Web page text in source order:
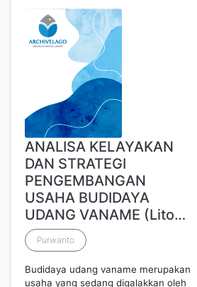
ANALISA KELAYAKAN
DAN STRATEGI
PENGEMBANGAN
USAHA BUDIDAYA
UDANG VANAME (Lito…
Purwanto
Budidaya udang vaname merupakan
usaha yang sedang digalakkan oleh